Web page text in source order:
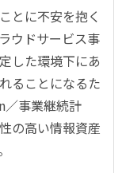
とに不安を抱く
ウドサービス事
した環境下にあ
ることになるた
事業継続計
の高い情報資産